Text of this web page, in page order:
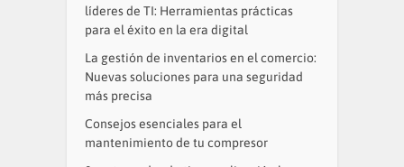
líderes de TI: Herramientas prácticas
para el éxito en la era digital
La gestión de inventarios en el comercio:
Nuevas soluciones para una seguridad
más precisa
Consejos esenciales para el
mantenimiento de tu compresor